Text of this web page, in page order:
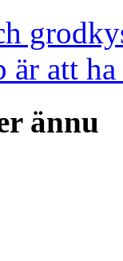
är att
ännu